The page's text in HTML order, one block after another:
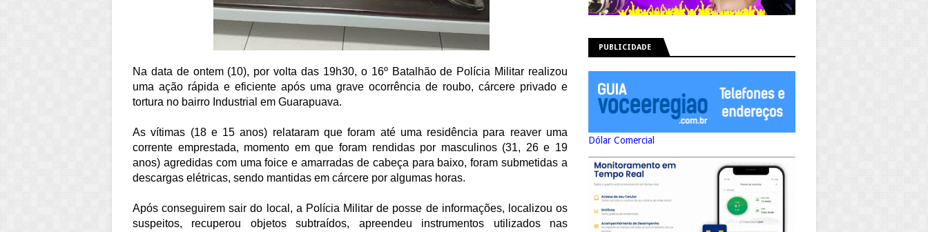
Na data de ontem (10), por volta das 19h30, o 16º Batalhão de Polícia Militar realizou
uma ação rápida e eficiente após uma grave ocorrência de roubo, cárcere privado e
tortura no bairro Industrial em Guarapuava.
As vítimas (18 e 15 anos) relataram que foram até uma residência para reaver uma
corrente emprestada, momento em que foram rendidas por masculinos (31, 26 e 19
anos) agredidas com uma foice e amarradas de cabeça para baixo, foram submetidas a
descargas elétricas, sendo mantidas em cárcere por algumas horas.
Após conseguirem sair do local, a Polícia Militar de posse de informações, localizou os
suspeitos, recuperou objetos subtraídos, apreendeu instrumentos utilizados nas
PUBLICIDADE
Dólar Comercial